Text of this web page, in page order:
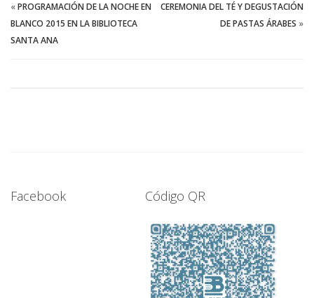
«PROGRAMACIÓN DE LA NOCHE EN
BLANCO 2015 EN LA BIBLIOTECA
SANTA ANA
CEREMONIA DEL TÉ Y DEGUSTACIÓN
DE PASTAS ÁRABES »
Facebook Código QR